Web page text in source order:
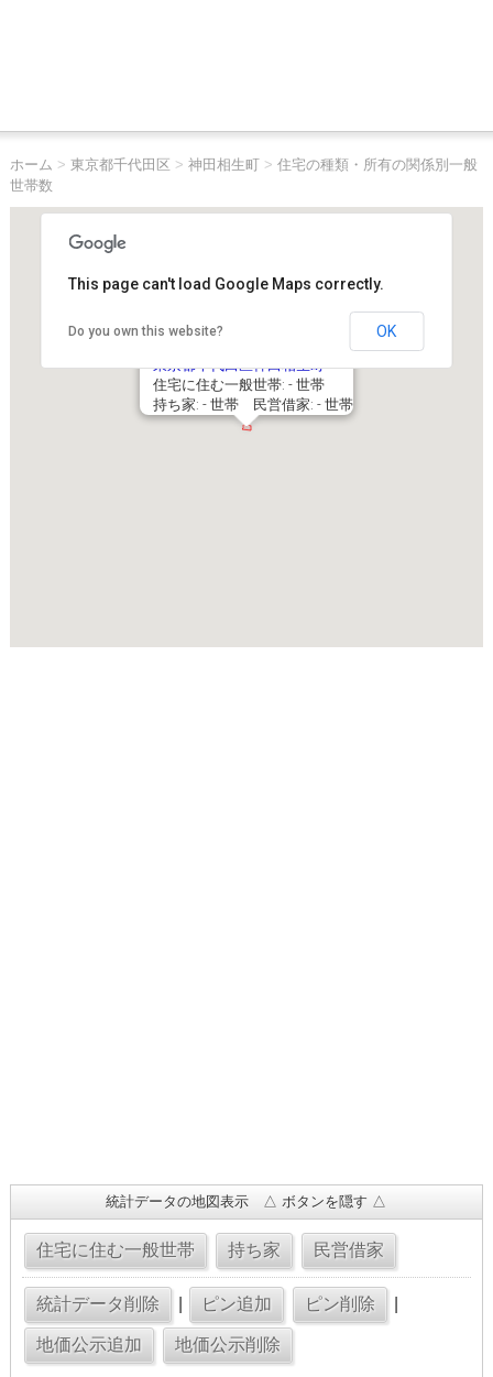
ホーム > 東京都千代田区 > 神田相生町> 住宅の種類・所有の関係別一般
世帯数
東京都千代田区神田相生町
住宅に住む一般世帯: - 世帯
持ち家: - 世帯 民営借家: - 世帯
This page can't load Google Maps correctly.
Do you own this website? OK
統計データの地図表示 △ ボタンを隠す △